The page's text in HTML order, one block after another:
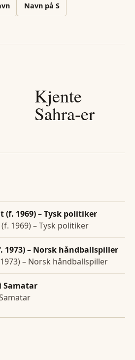
Navn på S
Kjente
Sahra-er
(f. 1969) – Tysk politiker
1969) – Tysk politiker
1973) – Norsk håndballspiller
– Norsk håndballspiller
Samatar